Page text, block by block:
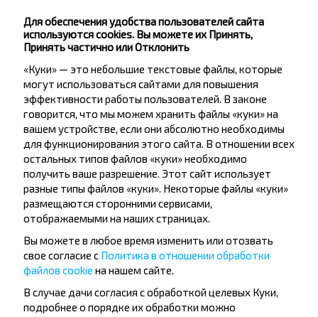
Лида
Волковыск
Популярные направления из города
Байки
Байки
Гродно
Купить
Байки
Варшава
Купить
Байки
Для обеспечения удобства пользователей сайта
используются cookies. Вы можете их Принять,
Принять частично или Отклонить
«Куки» — это небольшие текстовые файлы, которые
могут использоваться сайтами для повышения
эффективности работы пользователей. В законе
говорится, что мы можем хранить файлы «куки» на
вашем устройстве, если они абсолютно необходимы
для функционирования этого сайта. В отношении всех
остальных типов файлов «куки» необходимо
получить ваше разрешение. Этот сайт использует
разные типы файлов «куки». Некоторые файлы «куки»
размещаются сторонними сервисами,
отображаемыми на наших страницах.
Вы можете в любое время изменить или отозвать
свое согласие с Политика в отношении обработки
файлов cookie на нашем сайте.
В случае дачи согласия с обработкой целевых Куки,
подробнее о порядке их обработки можно